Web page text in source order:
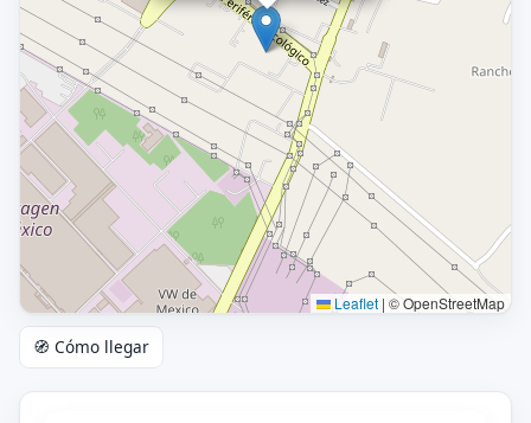
Leaflet | © OpenStreetMap
🧭 Cómo llegar